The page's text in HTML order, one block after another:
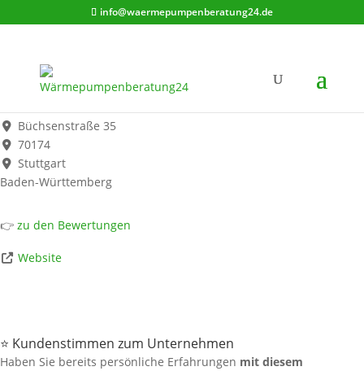
info@waermepumpenberatung24.de
FMS Haustechnik GmbH
Werbung*
Büchsenstraße 35
70174
Stuttgart
Baden-Württemberg
👉 zu den Bewertungen
Website
⭐ Kundenstimmen zum Unternehmen
Haben Sie bereits persönliche Erfahrungen mit diesem